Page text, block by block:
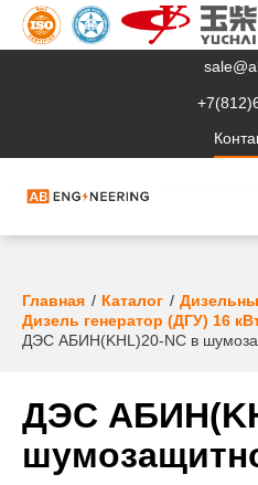
О компании
Клиентам
Сервис
Судовое
Главная Каталог
Дизель генератор (ДГУ) 16
ДЭС АБИН(KHL)20-NC в
ДЭС